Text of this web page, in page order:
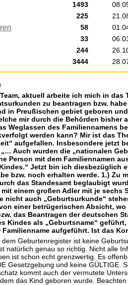
1493
225
58
33
244
3444
aktuell arbeite ich mich in
zu beantragen bzw.
in Preußischen gebiet geboren
mir durch die Behörden bisher
Weglassen des Familiennamens
werden kann? Mir ist das
aufgefallen. Insbesondere jetzt
Auch wurden die „nationalen
Person mit dem Familiennamen
Jetzt bin ich diesbezüglich
bzw. noch erhalten werde. 1.) Zu
das Standesamt beglaubigt
einem großen Adler mit je
nicht auch „Geburtsurkunde“
einer betrügerischen Absicht,
das Beantragen der deutschen
Kindes als „Geburtsname“
aufgeführt. Ist das
dem Geburtenregister ist keine
natürlich genau so richtig. Nicht alle
ist schon echt grenzwertig. Es
Gesetzgebung und keine GÜLTIGE.
kommt auch der vermutete
das Kind geboren wurde.